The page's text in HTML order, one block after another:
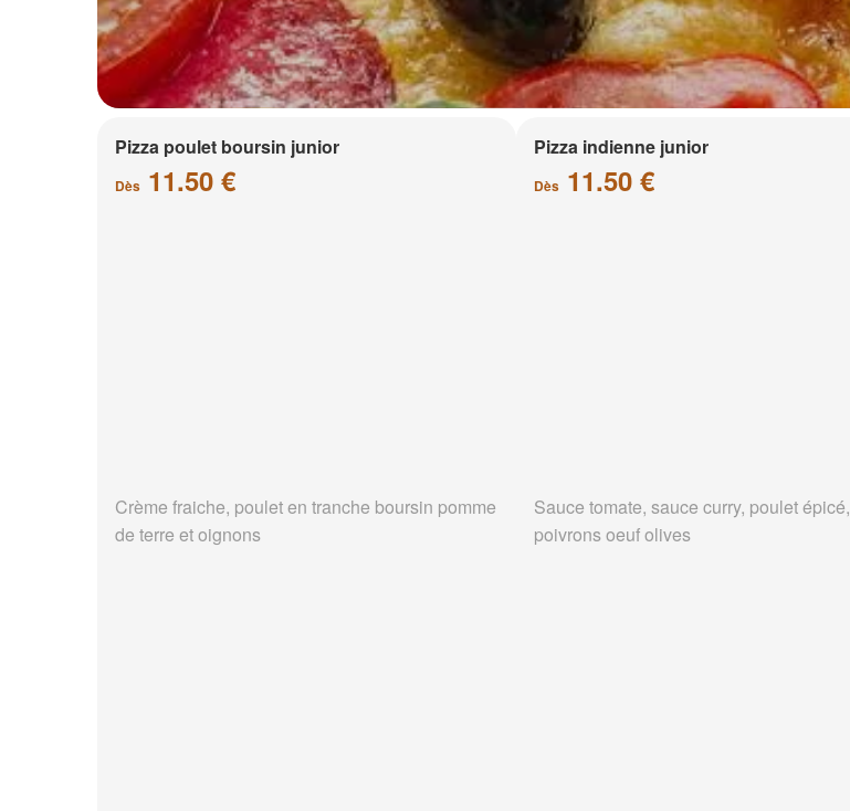
Pizza poulet boursin junior
Dès 11.50 €
Crème fraiche, poulet en tranche boursin pomme
de terre et oignons
Pizza indienne junior
Dès11.50 €
Sauce tomate, sauce curry, poulet épicé,
poivrons oeuf olives